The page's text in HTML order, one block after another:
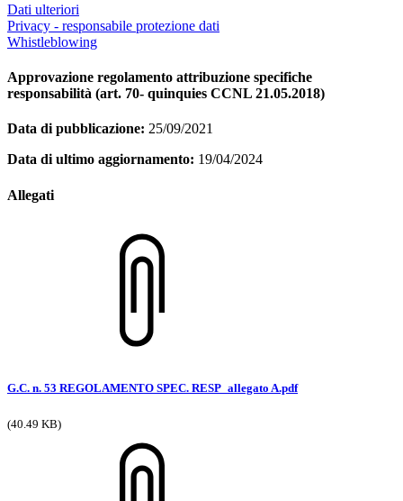
Dati ulteriori
Privacy - responsabile protezione dati
Whistleblowing
Approvazione regolamento attribuzione specifiche
responsabilità (art. 70- quinquies CCNL 21.05.2018)
Data di pubblicazione: 25/09/2021
Data di ultimo aggiornamento: 19/04/2024
Allegati
G.C. n. 53 REGOLAMENTO SPEC. RESP_allegato A.pdf
(40.49 KB)